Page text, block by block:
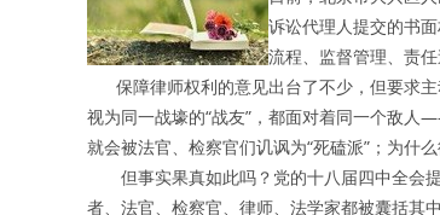
诉讼代理人提交的书
流程、监督管理、责任
保障律师权利的意见出台了不少，但要求主
视为同一战壕的“战友”，都面对着同一个敌人
就会被法官、检察官们讥讽为“死磕派”；为什
但事实果真如此吗？党的十八届四中全会提
者、法官、检察官、律师、法学家都被囊括其